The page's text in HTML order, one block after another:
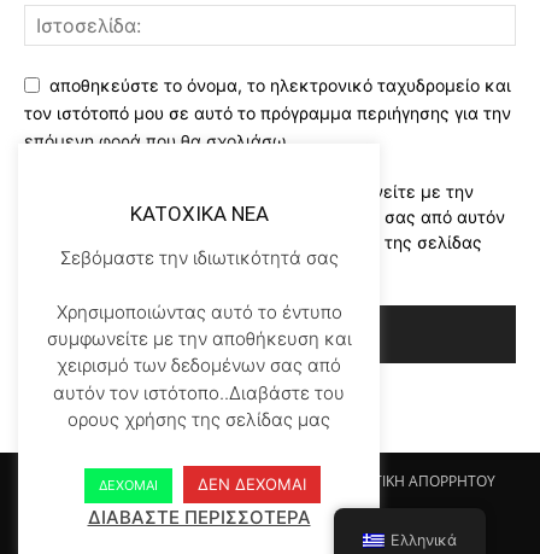
αποθηκεύστε το όνομα, το ηλεκτρονικό ταχυδρομείο και
τον ιστότοπό μου σε αυτό το πρόγραμμα περιήγησης για την
επόμενη φορά που θα σχολιάσω.
Χρησιμοποιώντας αυτό το έντυπο συμφωνείτε με την
αποθήκευση και χειρισμό των δεδομένων σας από αυτόν
τον ιστότοπο..Διαβάστε του ορους χρήσης της σελίδας
μας*
Αρχικη KATOHIKA NEA Login Register
ΠΟΛΙΤΙΚΗ ΑΠΟΡΡΗΤΟΥ
ΟΡΟΙ ΧΡΗΣΗΣ
ΕΠΙΚΟΙΝΩΝΙΑ
© Newspaper WordPress Theme by TagDiv
KATOXIKA NEA
Σεβόμαστε την ιδιωτικότητά σας
Χρησιμοποιώντας αυτό το έντυπο
συμφωνείτε με την αποθήκευση και
χειρισμό των δεδομένων σας από
αυτόν τον ιστότοπο..Διαβάστε του
ορους χρήσης της σελίδας μας
ΔΕΧΟΜΑΙ ΔΕΝ ΔΕΧΟΜΑΙ
ΔΙΑΒΑΣΤΕ ΠΕΡΙΣΣΟΤΕΡΑ
Ελληνικά